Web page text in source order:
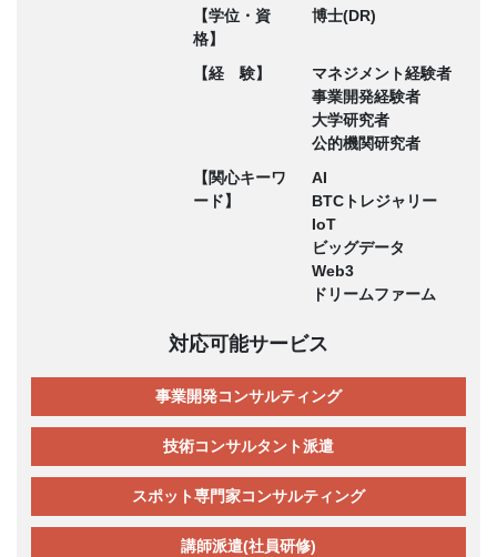
【学位・資
格】
博士(DR)
【経 験】
マネジメント経験者
事業開発経験者
大学研究者
公的機関研究者
【関心キーワ
ード】
AI
BTCトレジャリー
IoT
ビッグデータ
Web3
ドリームファーム
対応可能サービス
事業開発コンサルティング
技術コンサルタント派遣
スポット専門家コンサルティング
講師派遣(社員研修)